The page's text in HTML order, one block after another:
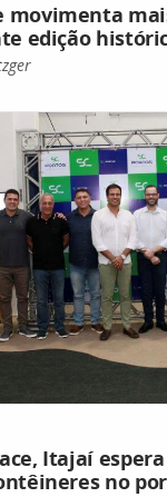
movimenta
edição
Itajaí
no